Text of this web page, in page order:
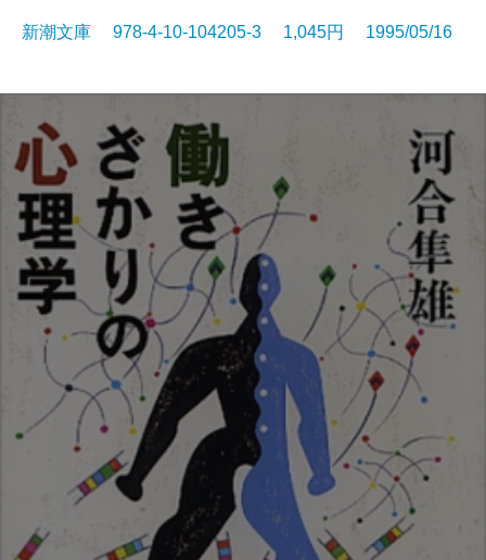
新潮文庫 978-4-10-104205-3 1,045円 1995/05/16